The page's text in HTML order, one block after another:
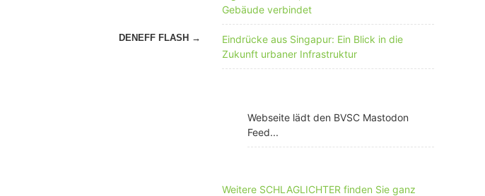
DENEFF FLASH →
Gebäude verbindet
Eindrücke aus Singapur: Ein Blick in die
Zukunft urbaner Infrastruktur
Webseite lädt den BVSC Mastodon
Feed...
Weitere SCHLAGLICHTER finden Sie ganz